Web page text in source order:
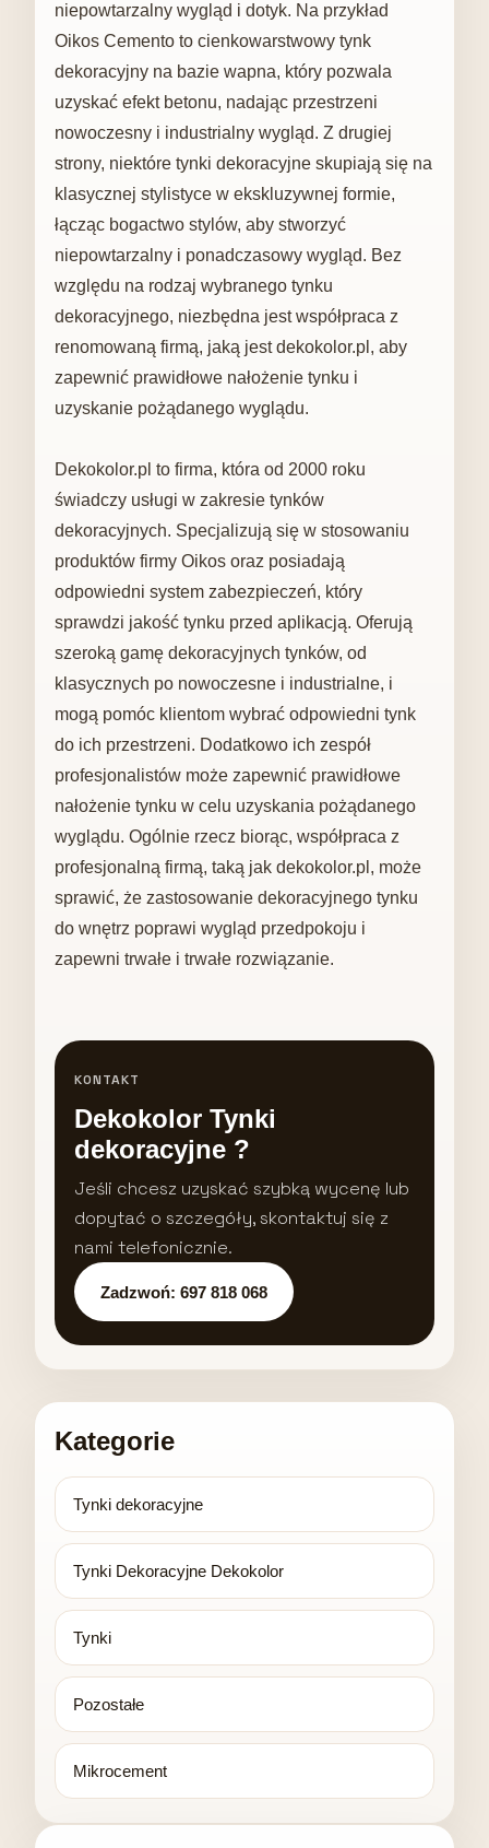
niepowtarzalny wygląd i dotyk. Na przykład
Oikos Cemento to cienkowarstwowy tynk
dekoracyjny na bazie wapna, który pozwala
uzyskać efekt betonu, nadając przestrzeni
nowoczesny i industrialny wygląd. Z drugiej
strony, niektóre tynki dekoracyjne skupiają się na
klasycznej stylistyce w ekskluzywnej formie,
łącząc bogactwo stylów, aby stworzyć
niepowtarzalny i ponadczasowy wygląd. Bez
względu na rodzaj wybranego tynku
dekoracyjnego, niezbędna jest współpraca z
renomowaną firmą, jaką jest dekokolor.pl, aby
zapewnić prawidłowe nałożenie tynku i
uzyskanie pożądanego wyglądu.
Dekokolor.pl to firma, która od 2000 roku
świadczy usługi w zakresie tynków
dekoracyjnych. Specjalizują się w stosowaniu
produktów firmy Oikos oraz posiadają
odpowiedni system zabezpieczeń, który
sprawdzi jakość tynku przed aplikacją. Oferują
szeroką gamę dekoracyjnych tynków, od
klasycznych po nowoczesne i industrialne, i
mogą pomóc klientom wybrać odpowiedni tynk
do ich przestrzeni. Dodatkowo ich zespół
profesjonalistów może zapewnić prawidłowe
nałożenie tynku w celu uzyskania pożądanego
wyglądu. Ogólnie rzecz biorąc, współpraca z
profesjonalną firmą, taką jak dekokolor.pl, może
sprawić, że zastosowanie dekoracyjnego tynku
do wnętrz poprawi wygląd przedpokoju i
zapewni trwałe i trwałe rozwiązanie.
KONTAKT
Dekokolor Tynki
dekoracyjne ?
Jeśli chcesz uzyskać szybką wycenę lub
dopytać o szczegóły, skontaktuj się z
nami telefonicznie.
Zadzwoń: 697 818 068
Kategorie
Tynki dekoracyjne
Tynki Dekoracyjne Dekokolor
Tynki
Pozostałe
Mikrocement